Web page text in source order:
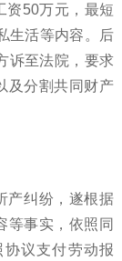
资50万元，最短
生活等内容。后
诉至法院，要求
及分割共同财产
产纠纷，遂根据
等事实，依照同
议支付劳动报